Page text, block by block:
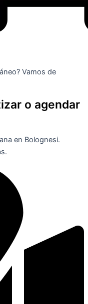
Vamos de
o agendar
en Bolognesi.